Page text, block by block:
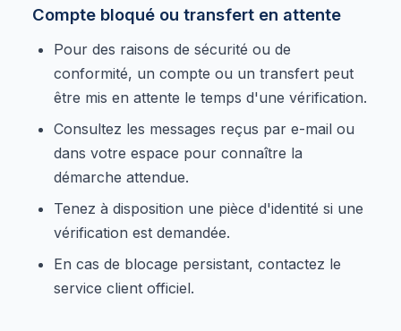
Compte bloqué ou transfert en attente
Pour des raisons de sécurité ou de
conformité, un compte ou un transfert peut
être mis en attente le temps d'une vérification.
Consultez les messages reçus par e-mail ou
dans votre espace pour connaître la
démarche attendue.
Tenez à disposition une pièce d'identité si une
vérification est demandée.
En cas de blocage persistant, contactez le
service client officiel.